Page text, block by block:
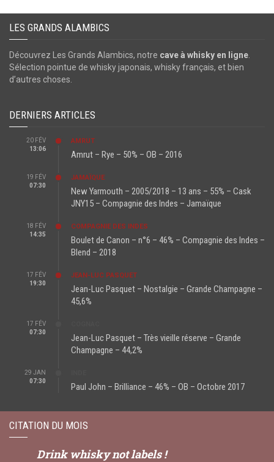
LES GRANDS ALAMBICS
Découvrez Les Grands Alambics, notre cave à whisky en ligne
Sélection pointue de whisky japonais, whisky français, et bien
d’autres choses.
DERNIERS ARTICLES
20 FÉV
13:06
AMRUT
Amrut – Rye – 50% – OB – 2016
19 FÉV
07:30
JAMAÏQUE
New Yarmouth – 2005/2018 – 13 ans – 55% – Cask
JNY15 – Compagnie des Indes – Jamaïque
18 FÉV
14:35
COMPAGNIE DES INDES
Boulet de Canon – n°6 – 46% – Compagnie des Indes –
Blend – 2018
17 FÉV
19:30
JEAN-LUC PASQUET
Jean-Luc Pasquet – Nostalgie – Grande Champagne –
45,6%
17 FÉV
07:30
Jean-Luc Pasquet – Très vieille réserve – Grande
Champagne – 44,2%
29 JAN
07:30
Paul John – Brilliance – 46% – OB – Octobre 2017
CITATION DU MOIS
Drink whisky not labels !